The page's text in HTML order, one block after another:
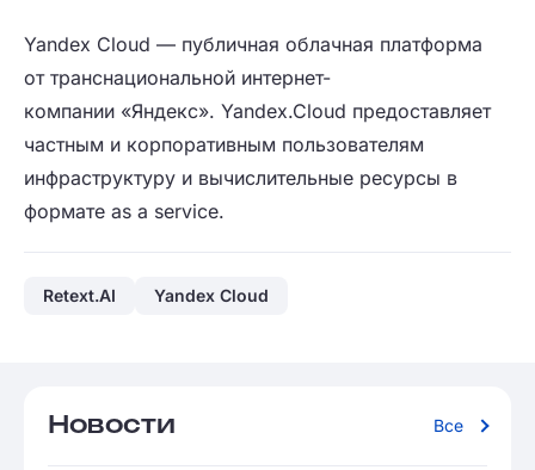
Yandex Cloud — публичная облачная платформа
от транснациональной интернет-
компании «Яндекс». Yandex.Cloud предоставляет
частным и корпоративным пользователям
инфраструктуру и вычислительные ресурсы в
формате as a service.
Retext.AI Yandex Cloud
Новости Все